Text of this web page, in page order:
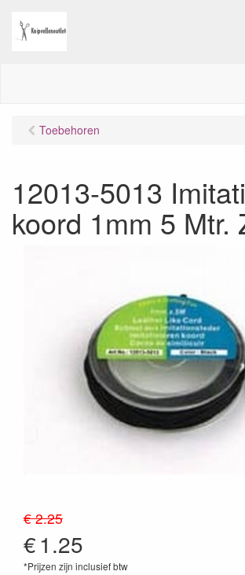
Toebehoren
12013-5013
koord 1mm 5 Mtr.
€ 2.25
€1.25
*Prijzen zijn inclusief btw